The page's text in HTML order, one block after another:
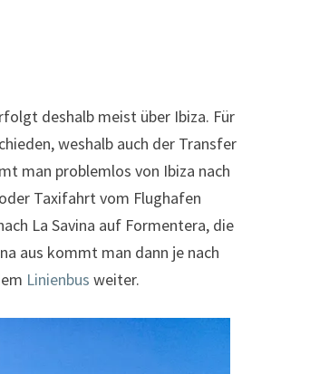
deshalb meist über Ibiza. Für
weshalb auch der Transfer
man problemlos von Ibiza nach
Taxifahrt vom Flughafen
La Savina auf Formentera, die
aus kommt man dann je nach
Linienbus weiter.